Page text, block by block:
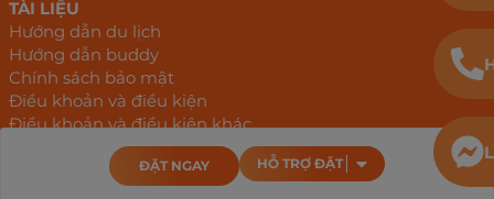
ĐẶT NGAY HỖ TRỢ ĐẶT
TÀI LIỆU
Hướng dẫn du lịch
Hướng dẫn buddy
Chính sách bảo mật
Điều khoản và điều kiện
Điều khoản và điều kiện khác
Buddy bản địa
Buddy kinh doanh